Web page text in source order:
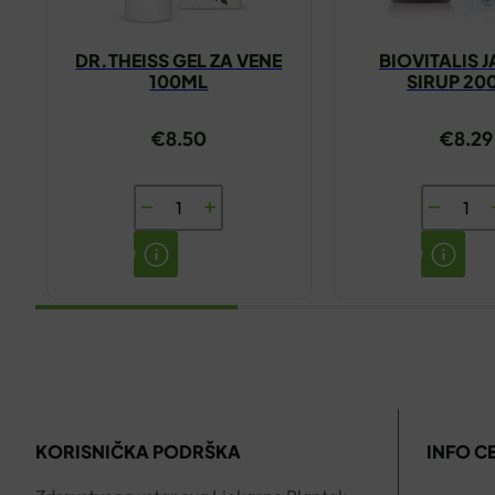
DR.THEISS GEL ZA VENE
100ML
€8.50
DR.THEISS
GEL
ZA
VENE
BIOVITALIS
SIRUP
€8.29
JAGLAC
SIRUP
KORISNIČKA PODRŠKA INFO